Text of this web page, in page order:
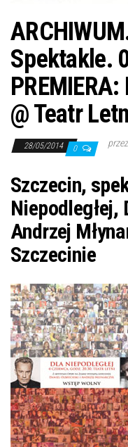
Spektakle.
@ Teatr
28/05/2014 0 przez
Szczecin,
Niepodległej,
Andrzej
Szczecinie